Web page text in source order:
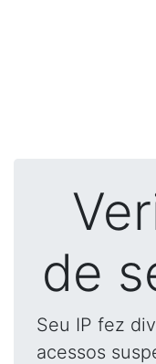
de
Seu IP fez
acessos